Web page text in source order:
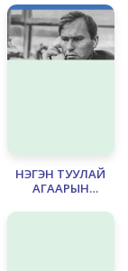
НЭГЭН ТУУЛАЙ
АГААРЫН
НИССЭН НЬ